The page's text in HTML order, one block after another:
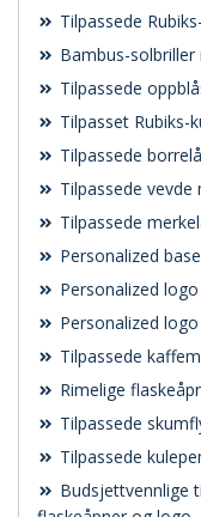
Tilpassede
Bambus-
Tilpassede
Tilpasset Rubiks-
Tilpassede
Tilpassede
Tilpassede
Personalized
Personalized
Personalized
Tilpassede
Rimelige
Tilpassede
Tilpassede
Budsjettvennlige